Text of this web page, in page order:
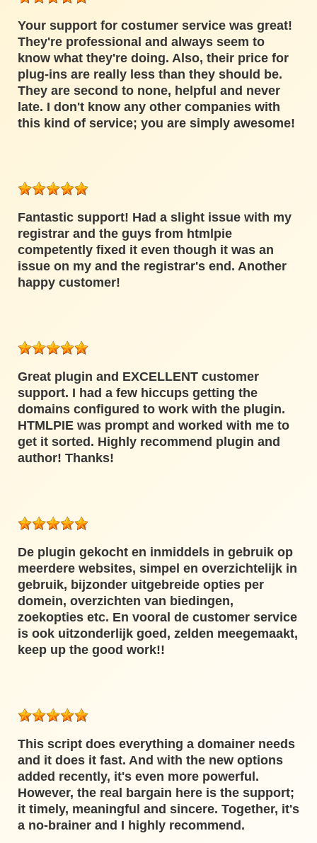
Your support for costumer service was great!
They're professional and always seem to
know what they're doing. Also, their price for
plug-ins are really less than they should be.
They are second to none, helpful and never
late. I don't know any other companies with
this kind of service; you are simply awesome!
Fantastic support! Had a slight issue with my
registrar and the guys from htmlpie
competently fixed it even though it was an
issue on my and the registrar's end. Another
happy customer!
Great plugin and EXCELLENT customer
support. I had a few hiccups getting the
domains configured to work with the plugin.
HTMLPIE was prompt and worked with me to
get it sorted. Highly recommend plugin and
author! Thanks!
De plugin gekocht en inmiddels in gebruik op
meerdere websites, simpel en overzichtelijk in
gebruik, bijzonder uitgebreide opties per
domein, overzichten van biedingen,
zoekopties etc. En vooral de customer service
is ook uitzonderlijk goed, zelden meegemaakt,
keep up the good work!!
This script does everything a domainer needs
and it does it fast. And with the new options
added recently, it's even more powerful.
However, the real bargain here is the support;
it timely, meaningful and sincere. Together, it's
a no-brainer and I highly recommend.